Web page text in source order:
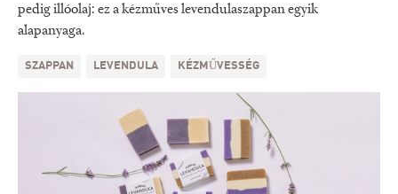
pedig illóolaj: ez a kézműves levendulaszappan egyik
alapanyaga.
SZAPPAN LEVENDULA KÉZMŰVESSÉG